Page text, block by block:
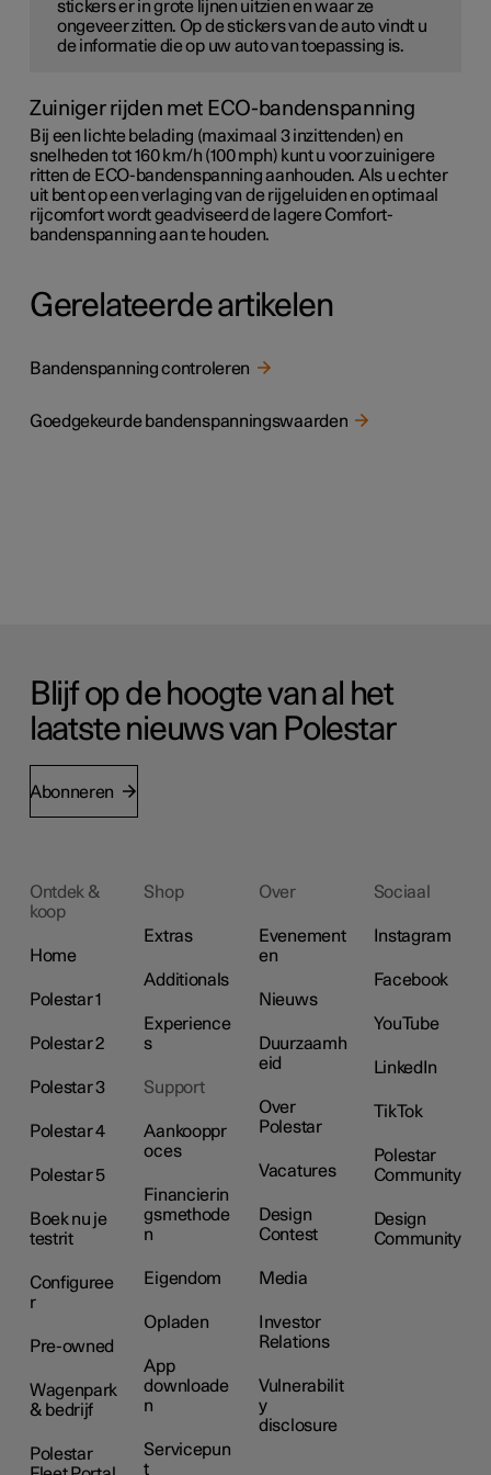
stickers er in grote lijnen uitzien en waar ze
ongeveer zitten. Op de stickers van de auto vindt u
de informatie die op uw auto van toepassing is.
Zuiniger rijden met ECO-bandenspanning
Bij een lichte belading (maximaal 3 inzittenden) en
snelheden tot160 km/h (100 mph) kunt u voor zuinigere
ritten de ECO-bandenspanning aanhouden. Als u echter
uit bent op een verlaging van de rijgeluiden en optimaal
rijcomfort wordt geadviseerd de lagere Comfort-
bandenspanning aan te houden.
Gerelateerde artikelen
Bandenspanning controleren
Goedgekeurde bandenspanningswaarden
Blijf op de hoogte van al het
laatste nieuws van Polestar
Abonneren
Ontdek &
koop
Home
Polestar 1
Polestar 2
Polestar 3
Polestar 4
Polestar 5
Boek nu je
testrit
Configuree
r
Pre-owned
Wagenpark
& bedrijf
Polestar
Shop
Extras
Additionals
Experience
s
Support
Aankooppr
oces
Financierin
gsmethode
n
Eigendom
Opladen
App
downloade
n
Servicepun
t
Over
Evenement
en
Nieuws
Duurzaamh
eid
Over
Polestar
Vacatures
Design
Contest
Media
Investor
Relations
Vulnerabilit
y
disclosure
Sociaal
Instagram
Facebook
YouTube
LinkedIn
TikTok
Polestar
Community
Design
Community